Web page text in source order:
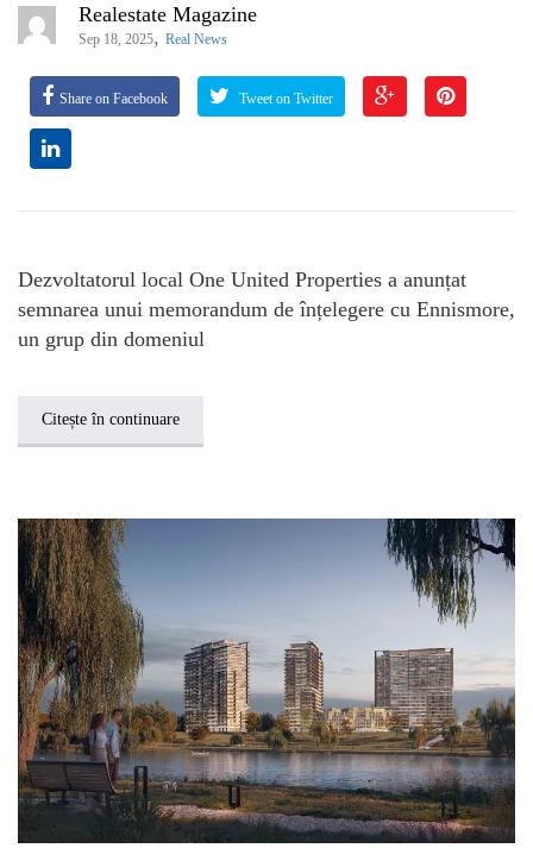
Realestate Magazine
Sep 18, 2025, Real News
Share on Facebook Tweet on Twitter
Dezvoltatorul local One United Properties a anunțat
semnarea unui memorandum de înțelegere cu Ennismore,
un grup din domeniul
Citește în continuare